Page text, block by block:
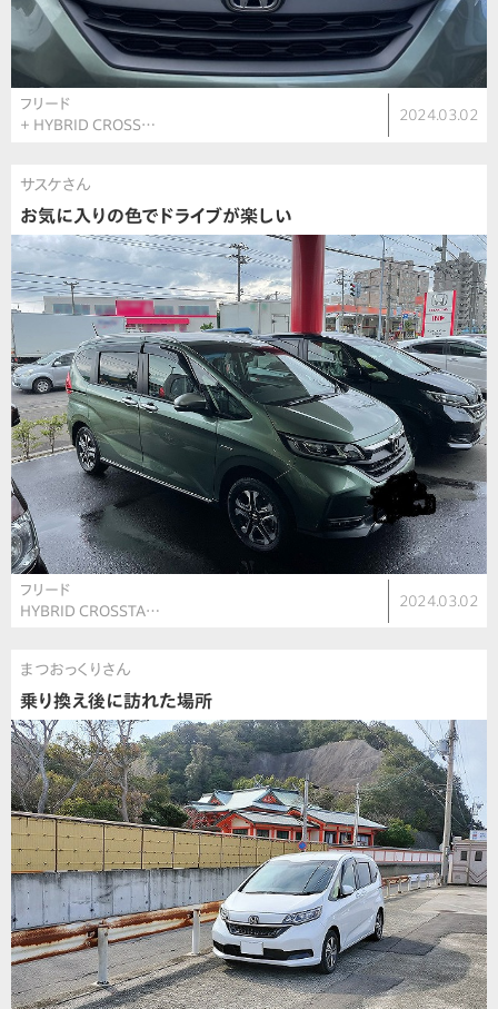
フリード
＋ HYBRID CROSS…
2024.03.02
サスケさん
お気に入りの色でドライブが楽しい
フリード
HYBRID CROSSTA…
2024.03.02
まつおっくりさん
乗り換え後に訪れた場所